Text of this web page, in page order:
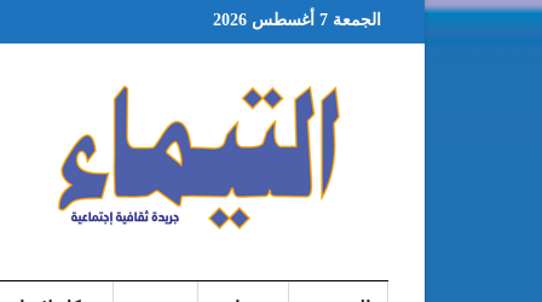
الجمعة 7 أغسطس 2026